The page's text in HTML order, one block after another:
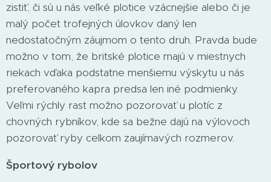
zistiť, či sú u nás veľké plotice vzácnejšie alebo či je
malý počet trofejných úlovkov daný len
nedostatočným záujmom o tento druh. Pravda bude
možno v tom, že britské plotice majú v miestnych
riekach vďaka podstatne menšiemu výskytu u nás
preferovaného kapra predsa len iné podmienky.
Veľmi rýchly rast možno pozorovať u plotíc z
chovných rybníkov, kde sa bežne dajú na výlovoch
pozorovať ryby celkom zaujímavých rozmerov.
Športový rybolov